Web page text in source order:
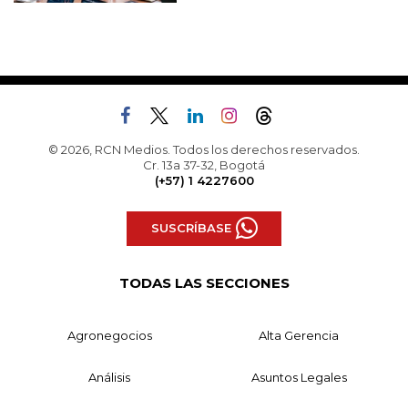
© 2026, RCN Medios. Todos los derechos reservados.
Cr. 13a 37-32, Bogotá
(+57) 1 4227600
SUSCRÍBASE
TODAS LAS SECCIONES
Agronegocios Alta Gerencia
Análisis Asuntos Legales